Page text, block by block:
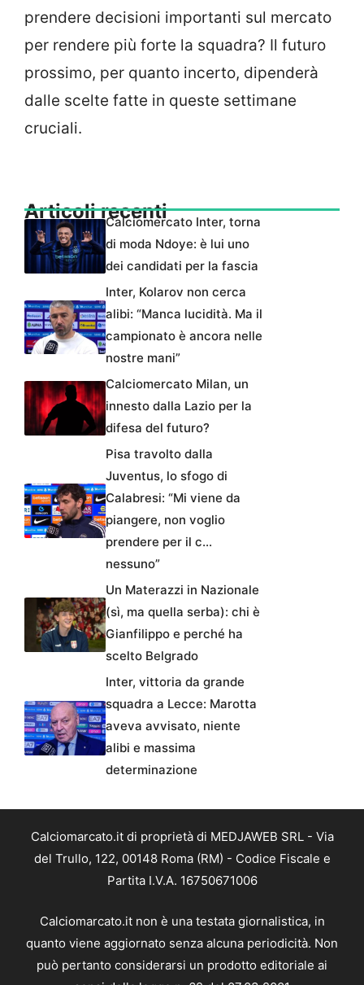
prendere decisioni importanti sul mercato
per rendere più forte la squadra? Il futuro
prossimo, per quanto incerto, dipenderà
dalle scelte fatte in queste settimane
cruciali.
Articoli recentiCalciomercato Inter, torna
di moda Ndoye: è lui uno
dei candidati per la fascia
Inter, Kolarov non cerca
alibi: “Manca lucidità. Ma il
campionato è ancora nelle
nostre mani”
Calciomercato Milan, un
innesto dalla Lazio per la
difesa del futuro?
Pisa travolto dalla
Juventus, lo sfogo di
Calabresi: “Mi viene da
piangere, non voglio
prendere per il c…
nessuno”
Un Materazzi in Nazionale
(sì, ma quella serba): chi è
Gianfilippo e perché ha
scelto Belgrado
Inter, vittoria da grande
squadra a Lecce: Marotta
aveva avvisato, niente
alibi e massima
determinazione
Calciomarcato.it di proprietà di MEDJAWEB SRL - Via
del Trullo, 122, 00148 Roma (RM) - Codice Fiscale e
Partita I.V.A. 16750671006
Calciomarcato.it non è una testata giornalistica, in
quanto viene aggiornato senza alcuna periodicità. Non
può pertanto considerarsi un prodotto editoriale ai